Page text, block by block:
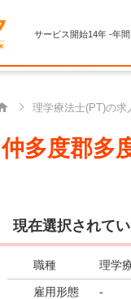
サービス開始14年 -年
理学療法士(PT)の求
仲多度郡多
現在選択されて
職種 理学
雇用形態 -